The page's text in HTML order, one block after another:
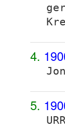
4.
Jon
5.